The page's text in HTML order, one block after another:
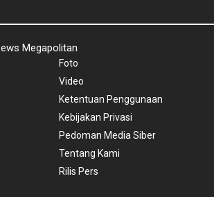
Megapolitan
Foto
Video
Ketentuan Penggunaan
Kebijakan Privasi
Pedoman Media Siber
Tentang Kami
Rilis Pers